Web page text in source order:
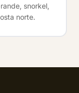
snorkel,
norte.